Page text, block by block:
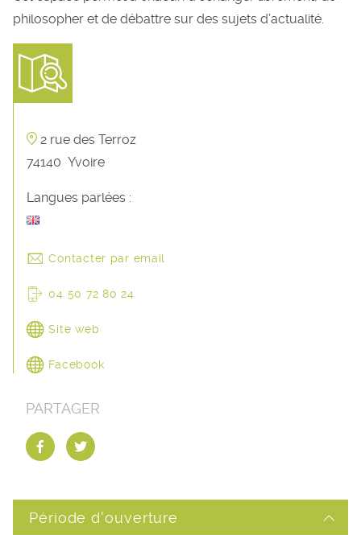
philosopher et de débattre sur des sujets d’actualité.
2 rue des Terroz
74140 Yvoire
Langues parlées :
Contacter par email
04 50 72 80 24
Site web
Facebook
PARTAGER
Période d'ouverture